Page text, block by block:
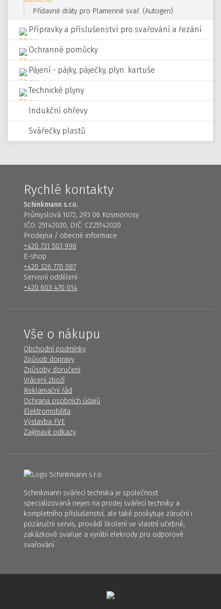
Přídavné dráty pro Plamenné svař. (Autogen)
Přípravky a příslušenství pro svařování a řezání
Ochranné pomůcky
Pájení - pájky, páječky, plyn. kartuše
Technické plyny
Indukční ohřevy
Svářečky plastů
Rychlé kontakty
Schinkmann s.r.o.
Průmyslová 1072, 293 06 Kosmonosy
IČO: 25142020, DIČ: CZ25142020
Prodejna / obecné informace
+420 731 503 996
E-shop
+420 326 770 087
Servisní oddělení
+420 603 470 014
Vše o nákupu
Obchodní podmínky
Způsob dopravy
Způsoby doručení
Vrácení zboží
Reklamační řád
Ochrana osobních údajů
Elektromobilita
Výstavba FVE
Zajímavé odkazy
Schinkmann svářecí technika je společnost
specializovaná nejen na prodej svářecí techniky a
kompletního příslušenství, ale také poskytuje záruční i
pozáruční servis, provádí školení ve vlastní učebně,
zakázkově svařuje a vyrábí elekrody pro odporové
svařování